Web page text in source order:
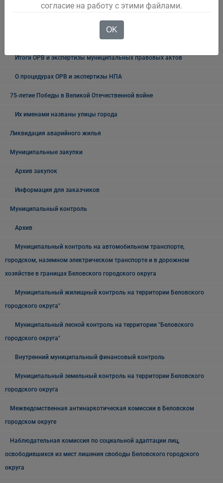
ОРВ проектов муниципальных НПА
Экспертиза действующих муниципальных НПА
Итоги ОРВ и экспертизы муниципальных правовых актов
О процедурах ОРВ и экспертизы НПА
75-летие Победы в Великой Отечественной войне
Их именами названы улицы города
Ликвидация аварийного жилья
Муниципальные закупки
Архив закупок
Информация для заказчиков
Муниципальный контроль
Архив
Муниципальный контроль на автомобильном транспорте,
городском, наземном электрическом транспорте и в дорожном
хозяйстве в границах Беловского городского округа
Муниципальный жилищный контроль на территории Беловского
городского округа"
Муниципальный лесной контроль на территории "Беловского
городского округа"
Внутренний муниципальный финансовый контроль
Муниципальный земельный контроль на территории Беловского
городского округа
Межведомственная антинаркотическая комиссии в Беловском
городском округе
Наблюдательная комиссия по социальной адаптации лиц,
освободившихся из мест лишения свободы Беловского городского
округа
согласие на работу с этими файлами.
OK